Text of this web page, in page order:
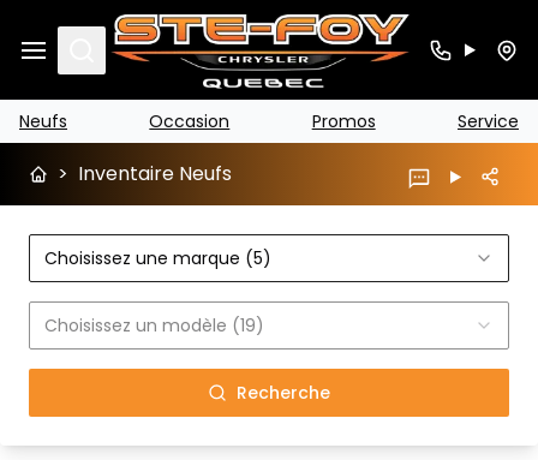
Search
Neufs Occasion Promos Service
> Inventaire Neufs
Choisissez une marque (5)
Choisissez un modèle (19)
Recherche